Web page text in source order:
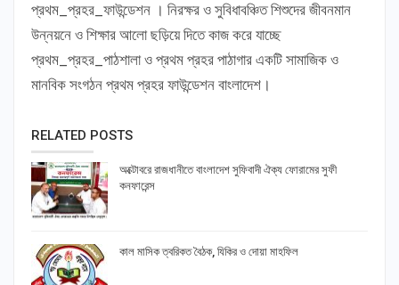
প্রথম_প্রহর_ফাউন্ডেশন । নিরক্ষর ও সুবিধাবঞ্চিত শিশুদের জীবনমান
উন্নয়নে ও শিক্ষার আলো ছড়িয়ে দিতে কাজ করে যাচ্ছে
প্রথম_প্রহর_পাঠশালা ও প্রথম প্রহর পাঠাগার একটি সামাজিক ও
মানবিক সংগঠন প্রথম প্রহর ফাউন্ডেশন বাংলাদেশ।
RELATED POSTS
অক্টোবরে রাজধানীতে বাংলাদেশ সুফিবাদী ঐক্য ফোরামের সুফী
কনফারেন্স
কাল মাসিক ত্বরিকত বৈঠক, যিকির ও দোয়া মাহফিল